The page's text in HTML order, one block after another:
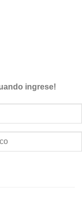
ingrese!